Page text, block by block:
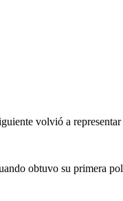
volvió a
obtuvo su primera